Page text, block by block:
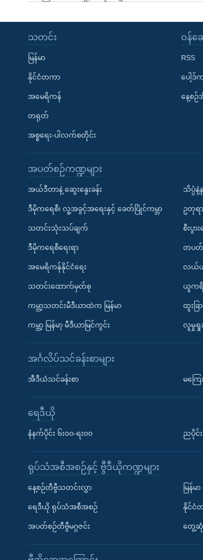
သတင်း
မြန်မာ
နိုင်ငံတကာ
အမေရိကန်
တရုတ်
အစ္စရေး-ပါလက်စတိုင်း
၀န်ဆ
RSS
ပေါ့
နေ့စဉ်
အပတ်စဉ်ကဏ္ဍများ
အယ်ဒီတာနဲ့ ဆွေးနွေးခန်း
ဒီမိုကရေစီ၊ လူ့အခွင့်အရေးနှင့် ခေတ်ပြိုင်ကမ္ဘာ
သတင်းသုံးသပ်ချက်
ဒီမိုကရေစီရေးရာ
အမေရိကန်နိုင်ငံရေး
သတင်းထောက်မှတ်စု
ကမ္ဘာ့သတင်းမီဒီယာထဲက မြန်မာ
ကမ္ဘာ့ မြန်မာ့ မီဒီယာမြင်ကွင်း
သိပ္ပံ
ဥတုရ
စီးပွား
တပတ်
လယ်ယ
ယူကရိန်
ထူးခြ
လူမှုရှု
အင်္ဂလိပ်သင်ခန်းစာများ
အီဒီယံသင်ခန်းစာ မကြေ
ရေဒီယို
နံနက်ပိုင်း ၆း၀၀-ရး၀၀ ညပိုင်း
ရုပ်သံအစီအစဉ်နှင့် ဗွီဒီယိုကဏ္ဍများ
နေ့စဉ်တီဗွီသတင်းလွှာ
ရေဒီယို ရုပ်သံအစီအစဉ်
အပတ်စဉ်တီဗွီမဂ္ဂဇင်း
မြန်မာ
နိုင်ငံ
တွေ့ဆုံမ